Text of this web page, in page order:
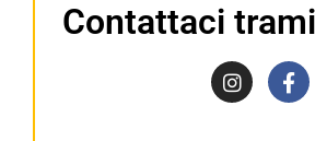
Contattaci